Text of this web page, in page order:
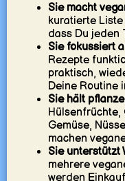
Sie macht
kuratierte
dass Du jeden
Sie fokussiert
Rezepte
praktisch,
Deine Routine
Sie hält
Hülsenfrüchte,
Gemüse,
machen
Sie unterstützt
mehrere
werden